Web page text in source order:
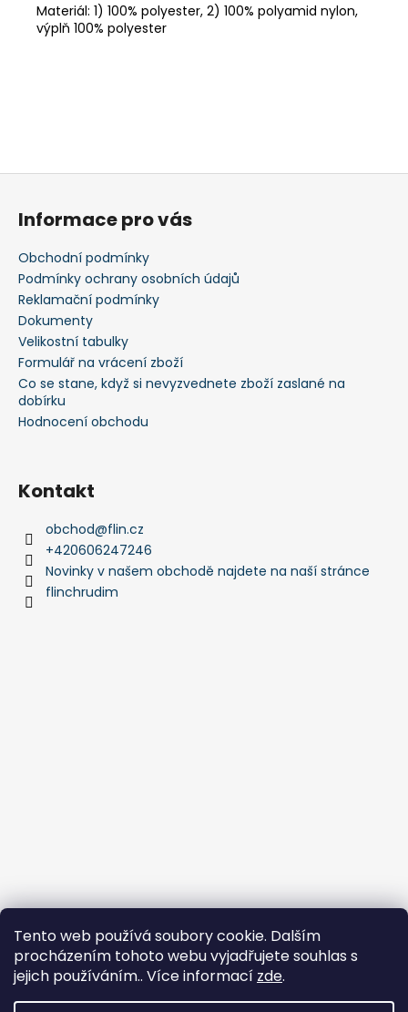
Tento web používá soubory cookie. Dalším
procházením tohoto webu vyjadřujete souhlas s
jejich používáním.. Více informací zde.
Materiál: 1) 100% polyester, 2) 100% polyamid nylon,
výplň 100% polyester
Informace pro vás
Obchodní podmínky
Podmínky ochrany osobních údajů
Reklamační podmínky
Dokumenty
Velikostní tabulky
Formulář na vrácení zboží
Co se stane, když si nevyzvednete zboží zaslané na
dobírku
Hodnocení obchodu
Kontakt
obchod@flin.cz
+420606247246
Novinky v našem obchodě najdete na naší stránce
flinchrudim
Flin Sport